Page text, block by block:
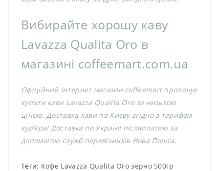
Вибирайте хорошу каву
Lavazza Qualita Oro в
магазині coffeemart.com.ua
Офіційний інтернет магазин coffeemart пропонує
купити кави Lavazza Qualita Oro за низькою
ціною. Доставка кави по Києву згідно з тарифом
кур'єра! Доставка по Україні післяплатою за
допомогою служб перевізників Нова Пошта.
Теги: Кофе Lavazza Qualita Oro зерно 500гр